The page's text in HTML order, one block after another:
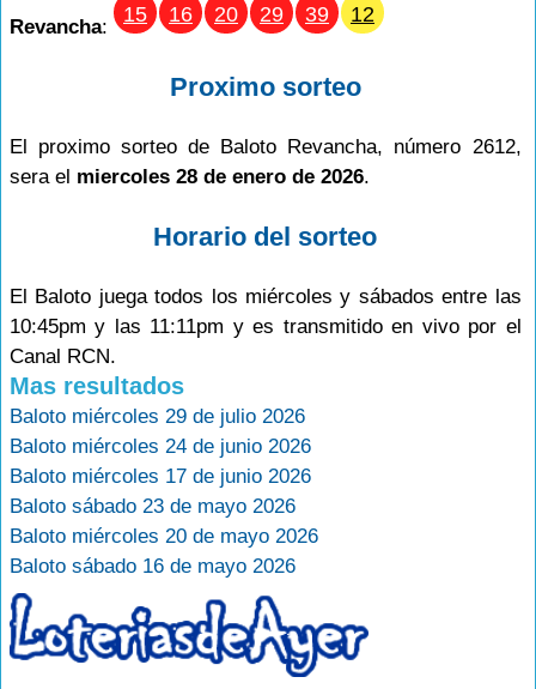
Revancha:
15 16 20 29 39 12
Proximo sorteo
El proximo sorteo de Baloto Revancha, número 2612,
sera el miercoles 28 de enero de 2026.
Horario del sorteo
El Baloto juega todos los miércoles y sábados entre las
10:45pm y las 11:11pm y es transmitido en vivo por el
Canal RCN.
Mas resultados
Baloto miércoles 29 de julio 2026
Baloto miércoles 24 de junio 2026
Baloto miércoles 17 de junio 2026
Baloto sábado 23 de mayo 2026
Baloto miércoles 20 de mayo 2026
Baloto sábado 16 de mayo 2026